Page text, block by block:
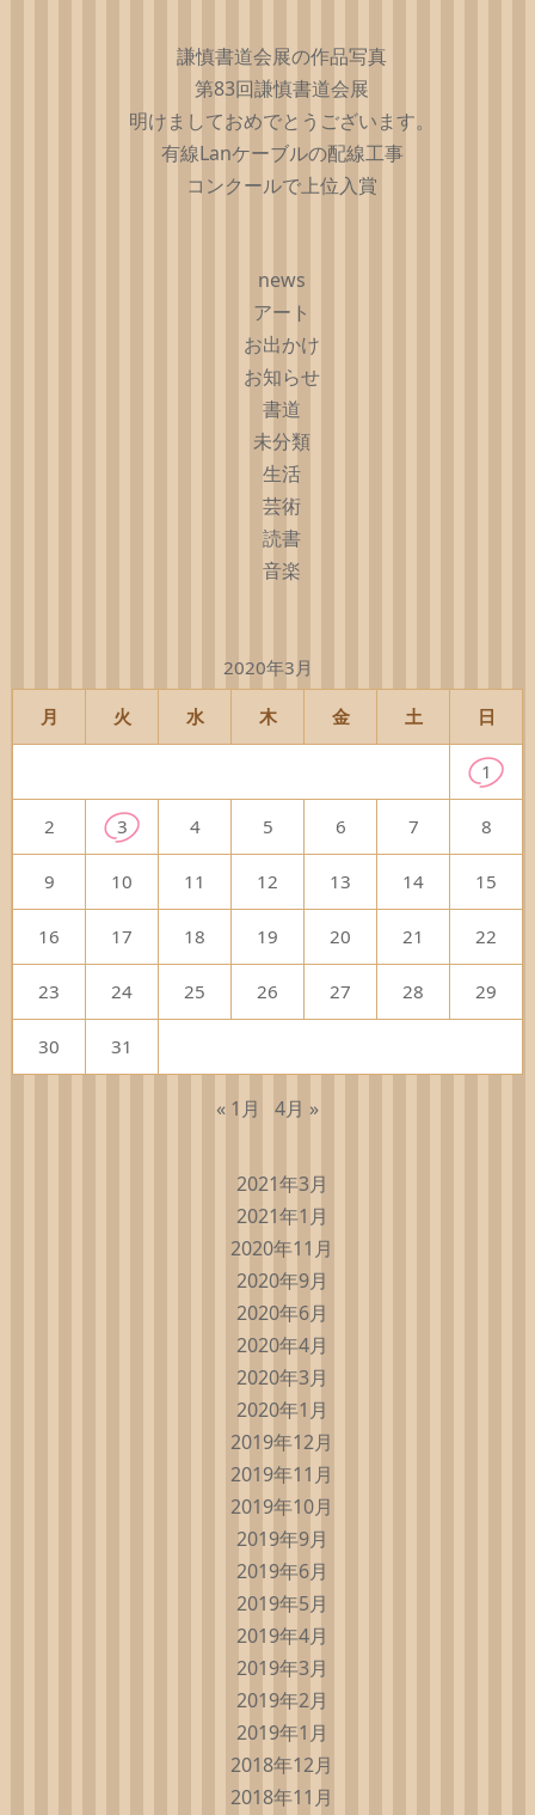
謙慎書道会展の作品写真
第83回謙慎書道会展
明けましておめでとうございます。
有線Lanケーブルの配線工事
コンクールで上位入賞
news
アート
お出かけ
お知らせ
書道
未分類
生活
芸術
読書
音楽
2020年3月
月 火 水 木 金 土 日
1
2 3 4 5 6 7 8
9 10 11 12 13 14 15
16 17 18 19 20 21 22
23 24 25 26 27 28 29
30 31
« 1月 4月 »
2021年3月
2021年1月
2020年11月
2020年9月
2020年6月
2020年4月
2020年3月
2020年1月
2019年12月
2019年11月
2019年10月
2019年9月
2019年6月
2019年5月
2019年4月
2019年3月
2019年2月
2019年1月
2018年12月
2018年11月